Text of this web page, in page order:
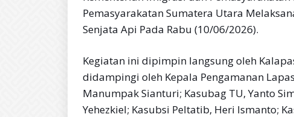
Pemasyarakatan Sumatera Utara
Senjata Api Pada Rabu (10/06/2026).
Kegiatan ini dipimpin langsung oleh
didampingi oleh Kepala Pengamanan
Manumpak Sianturi; Kasubag TU, Yanto
Yehezkiel; Kasubsi Peltatib, Heri Ismanto;